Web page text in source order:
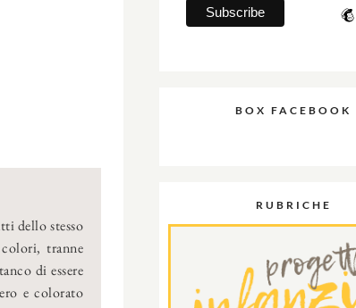
dello stesso
tranne
di essere
e colorato
BOX FACEBOOK
RUBRICHE